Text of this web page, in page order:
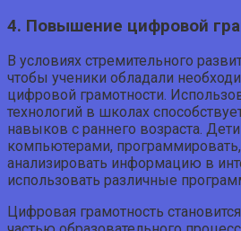
4. Повышение цифровой
В условиях стремительного
чтобы ученики обладали
цифровой грамотности.
технологий в школах
навыков с раннего возраста. Дети
компьютерами, программировать,
анализировать информацию в
использовать различные
Цифровая грамотность